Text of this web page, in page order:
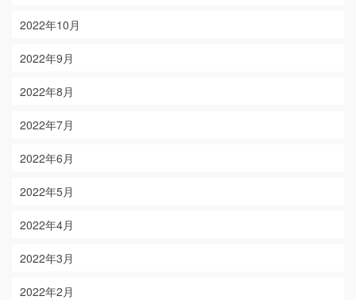
2022年10月
2022年9月
2022年8月
2022年7月
2022年6月
2022年5月
2022年4月
2022年3月
2022年2月